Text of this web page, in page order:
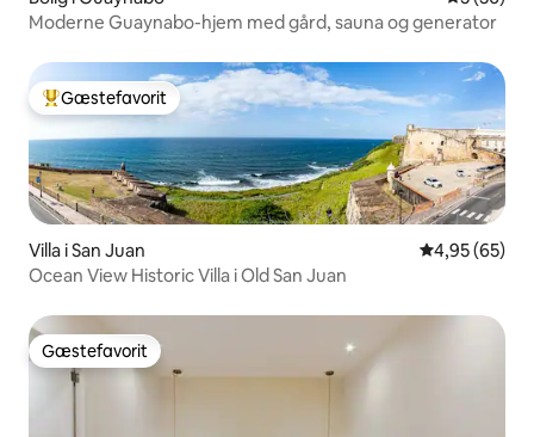
Moderne Guaynabo-hjem med gård, sauna og generator
Bedste gæstefavorit
Gæstefavorit
Villa i San Juan 4,95 ud af 5 i
4,95 (65)
Ocean View Historic Villa i Old San Juan
Gæstefavorit
Gæstefavorit